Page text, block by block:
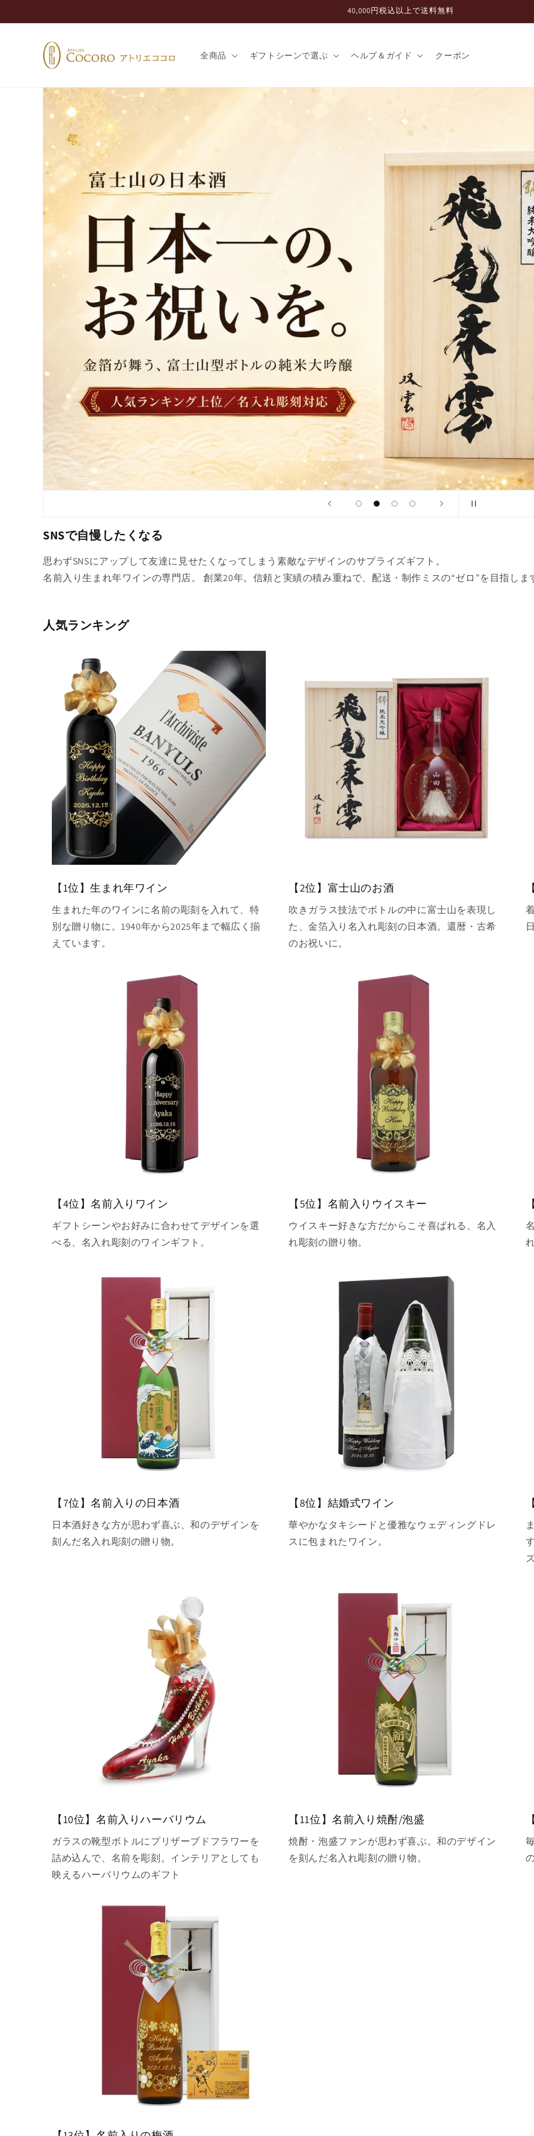
進む
40,000円税込以上で送料無料
全商品 ギフトシーンで選ぶ ヘルプ＆ガイド クーポン
SNSで自慢したくなる
思わずSNSにアップして友達に見せたくなってしまう素敵なデザインのサプライズギフト。
名前入り生まれ年ワインの専門店。 創業20年。信頼と実績の積み重ねで、配送・制作ミスの“ゼロ”を目指しま
人気ランキング
【1位】生まれ年ワイン
生まれた年のワインに名前の彫刻を入れて、特
別な贈り物に。1940年から2025年まで幅広く揃
えています。
【2位】富士山のお酒
吹きガラス技法でボトルの中に富士山を表現し
た、金箔入り名入れ彫刻の日本酒。還暦・古希
のお祝いに。
【4位】名前入りワイン
ギフトシーンやお好みに合わせてデザインを選
べる、名入れ彫刻のワインギフト。
【5位】名前入りウイスキー
ウイスキー好きな方だからこそ喜ばれる、名入
れ彫刻の贈り物。
【7位】名前入りの日本酒
日本酒好きな方が思わず喜ぶ、和のデザインを
刻んだ名入れ彫刻の贈り物。
【8位】結婚式ワイン
華やかなタキシードと優雅なウェディングドレ
スに包まれたワイン。
【10位】名前入りハーバリウム
ガラスの靴型ボトルにプリザーブドフラワーを
詰め込んで、名前を彫刻。インテリアとしても
映えるハーバリウムのギフト
【11位】名前入り焼酎/泡盛
焼酎・泡盛ファンが思わず喜ぶ。和のデザイン
を刻んだ名入れ彫刻の贈り物。